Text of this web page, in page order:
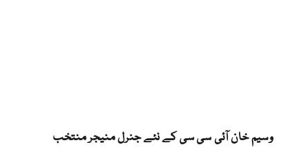
وسیم خان آئی سی سی کے نئے جنرل منیجر منتخب